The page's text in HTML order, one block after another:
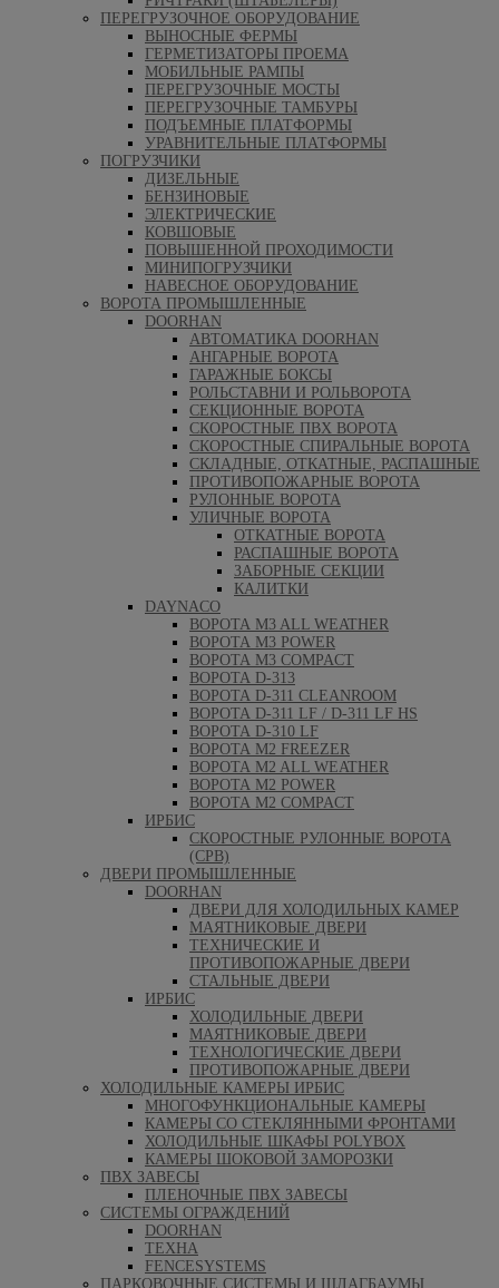
ПЕРЕГРУЗОЧНОЕ ОБОРУДОВАНИЕ
ВЫНОСНЫЕ ФЕРМЫ
ГЕРМЕТИЗАТОРЫ ПРОЕМА
МОБИЛЬНЫЕ РАМПЫ
ПЕРЕГРУЗОЧНЫЕ МОСТЫ
ПЕРЕГРУЗОЧНЫЕ ТАМБУРЫ
ПОДЪЕМНЫЕ ПЛАТФОРМЫ
УРАВНИТЕЛЬНЫЕ ПЛАТФОРМЫ
ПОГРУЗЧИКИ
ДИЗЕЛЬНЫЕ
БЕНЗИНОВЫЕ
ЭЛЕКТРИЧЕСКИЕ
КОВШОВЫЕ
ПОВЫШЕННОЙ ПРОХОДИМОСТИ
МИНИПОГРУЗЧИКИ
НАВЕСНОЕ ОБОРУДОВАНИЕ
ВОРОТА ПРОМЫШЛЕННЫЕ
DOORHAN
АВТОМАТИКА DOORHAN
АНГАРНЫЕ ВОРОТА
ГАРАЖНЫЕ БОКСЫ
РОЛЬСТАВНИ И РОЛЬВОРОТА
СЕКЦИОННЫЕ ВОРОТА
СКОРОСТНЫЕ ПВХ ВОРОТА
СКОРОСТНЫЕ СПИРАЛЬНЫЕ ВОРОТА
СКЛАДНЫЕ, ОТКАТНЫЕ, РАСПАШНЫЕ
ПРОТИВОПОЖАРНЫЕ ВОРОТА
РУЛОННЫЕ ВОРОТА
УЛИЧНЫЕ ВОРОТА
ОТКАТНЫЕ ВОРОТА
РАСПАШНЫЕ ВОРОТА
ЗАБОРНЫЕ СЕКЦИИ
КАЛИТКИ
DAYNACO
ВОРОТА M3 ALL WEATHER
ВОРОТА M3 POWER
ВОРОТА M3 COMPACT
ВОРОТА D-313
ВОРОТА D-311 CLEANROOM
ВОРОТА D-311 LF / D-311 LF HS
ВОРОТА D-310 LF
ВОРОТА M2 FREEZER
ВОРОТА M2 ALL WEATHER
ВОРОТА M2 POWER
ВОРОТА M2 COMPACT
ИРБИС
СКОРОСТНЫЕ РУЛОННЫЕ ВОРОТА
(СРВ)
ДВЕРИ ПРОМЫШЛЕННЫЕ
DOORHAN
ДВЕРИ ДЛЯ ХОЛОДИЛЬНЫХ КАМЕР
МАЯТНИКОВЫЕ ДВЕРИ
ТЕХНИЧЕСКИЕ И
ПРОТИВОПОЖАРНЫЕ ДВЕРИ
СТАЛЬНЫЕ ДВЕРИ
ИРБИС
ХОЛОДИЛЬНЫЕ ДВЕРИ
МАЯТНИКОВЫЕ ДВЕРИ
ТЕХНОЛОГИЧЕСКИЕ ДВЕРИ
ПРОТИВОПОЖАРНЫЕ ДВЕРИ
ХОЛОДИЛЬНЫЕ КАМЕРЫ ИРБИС
МНОГОФУНКЦИОНАЛЬНЫЕ КАМЕРЫ
КАМЕРЫ СО СТЕКЛЯННЫМИ ФРОНТАМИ
ХОЛОДИЛЬНЫЕ ШКАФЫ POLYBOX
КАМЕРЫ ШОКОВОЙ ЗАМОРОЗКИ
ПВХ ЗАВЕСЫ
ПЛЕНОЧНЫЕ ПВХ ЗАВЕСЫ
СИСТЕМЫ ОГРАЖДЕНИЙ
DOORHAN
ТЕХНА
FENCESYSTEMS
ПАРКОВОЧНЫЕ СИСТЕМЫ И ШЛАГБАУМЫ